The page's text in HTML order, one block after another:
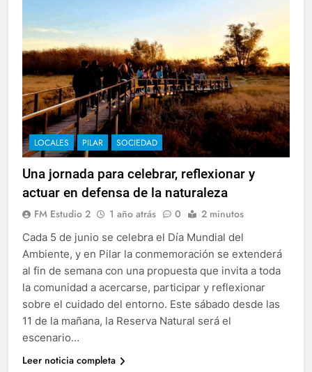
LOCALES PILAR SOCIEDAD
Una jornada para celebrar, reflexionar y
actuar en defensa de la naturaleza
FM Estudio 2 1 año atrás 0 2 minutos
Cada 5 de junio se celebra el Día Mundial del
Ambiente, y en Pilar la conmemoración se extenderá
al fin de semana con una propuesta que invita a toda
la comunidad a acercarse, participar y reflexionar
sobre el cuidado del entorno. Este sábado desde las
11 de la mañana, la Reserva Natural será el
escenario…
Leer noticia completa